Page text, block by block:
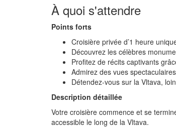
À quoi s'attendre
Points forts
Croisière privée d’1 heure
Découvrez les célèbres
Profitez de récits captivants
Admirez des vues
Détendez-vous sur la Vltava,
Description détaillée
Votre croisière commence et se
accessible le long de la Vltava.